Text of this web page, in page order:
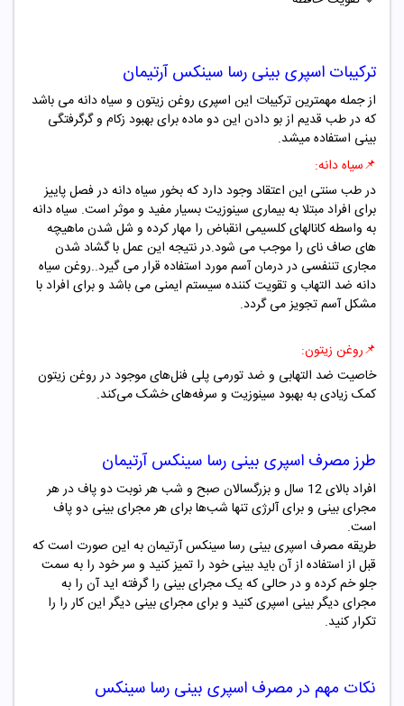
ترکیبات اسپری بینی رسا سینکس آرتیمان
از جمله مهمترین ترکیبات این اسپری روغن زیتون و سیاه دانه می باشد
که در طب قدیم از بو دادن این دو ماده برای بهبود زکام و گرگرفتگی
بینی استفاده میشد.
📌سیاه دانه:
در طب سنتی این اعتقاد وجود دارد که بخور سیاه دانه در فصل پاییز
برای افراد مبتلا به بیماری سینوزیت بسیار مفید و موثر است. سیاه دانه
به واسطه کانالهای کلسیمی انقباض را مهار کرده و شل شدن ماهیچه
های صاف نای را موجب می شود.در نتیجه این عمل با گشاد شدن
مجاری تننفسی در درمان آسم مورد استفاده قرار می گیرد..روغن سیاه
دانه ضد التهاب و تقویت کننده سیستم ایمنی می باشد و برای افراد با
مشکل آسم تجویز می گردد.
📌روغن زیتون:
خاصیت ضد التهابی و ضد تورمی پلی فنل‌های موجود در روغن زیتون
کمک زیادی به بهبود سینوزیت و سرفه‌های خشک می‌کند.
طرز مصرف اسپری بینی رسا سینکس آرتیمان
افراد بالای 12 سال و بزرگسالان صبح و شب هر نوبت دو پاف در هر
مجرای بینی و برای آلرژی تنها شب‌ها برای هر مجرای بینی دو پاف
است.
طریقه مصرف اسپری بینی رسا سینکس آرتیمان به این صورت است که
قبل از استفاده از آن باید بینی خود را تمیز کنید و سر خود را به سمت
جلو خم کرده و در حالی که یک مجرای بینی را گرفته اید آن را به
مجرای دیگر بینی اسپری کنید و برای مجرای بینی دیگر این کار را را
تکرار کنید.
نکات مهم در مصرف اسپری بینی رسا سینکس